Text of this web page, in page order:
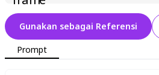
Gunakan sebagai Referensi
Prompt